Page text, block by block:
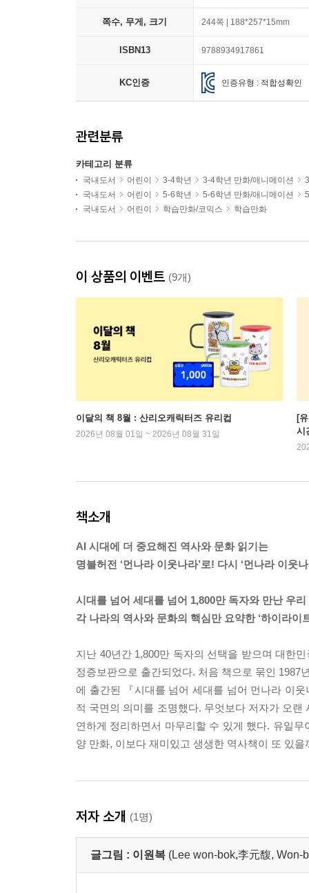
쪽수, 무게, 크기 244쪽 | 188*257*15mm
ISBN13 9788934917861
KC인증 인증유형 : 적합성확인
관련분류
카테고리 분류
국내도서 어린이 3-4학년 3-4학년 만화/애니메이션
국내도서
어린이 5-6학년 5-6학년 만화/애니메이션
국내도서
어린이 학습만화/코믹스 학습만화
이 상품의 이벤트 (9개)
이달의 책 8월 : 산리오캐릭터즈 유리컵
2026년 08월 01일 ~ 2026년 08월 31일
[
시
책소개
AI 시대에 더 중요해진 역사와 문화 읽기는
명불허전 ‘먼나라 이웃나라’로! 다시 ‘먼나라 이웃나
시대를 넘어 세대를 넘어 1,800만 독자와 만난 우
각 나라의 역사와 문화의 핵심만 요약한 ‘하이라이
지난 40년간 1,800만 독자의 선택을 받으며 대한
정증보판으로 출간되었다. 처음 책으로 묶인
에 출간된 『시대를 넘어 세대를 넘어 먼나라 이
적 국면의 의미를 조명했다. 무엇보다 저자가 오랜
연하게 정리하면서 마무리할 수 있게 했다. 유일
양 만화, 이보다 재미있고 생생한 역사책이 또 있을
저자 소개 (1명)
글그림 : 이원복 (Lee won-bok,李元馥, Won-